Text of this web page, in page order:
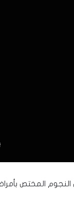
النجوم المختص